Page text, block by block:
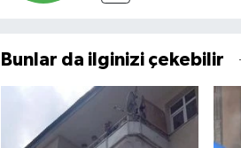
Bunlar da ilginizi çekebilir